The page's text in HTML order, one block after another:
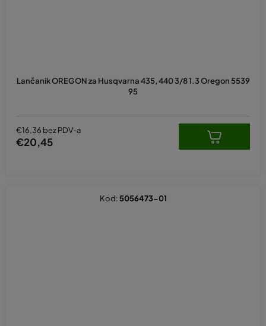
Lančanik OREGON za Husqvarna 435, 440 3/8 1.3 Oregon 5539
95
€16,36 bez PDV-a
€20,45
Kod: 5056473-01